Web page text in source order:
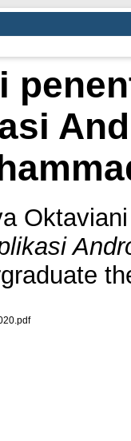
Oktaviani